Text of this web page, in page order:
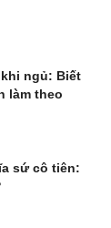
ngủ: Biết
làm theo
sứ cô tiên: